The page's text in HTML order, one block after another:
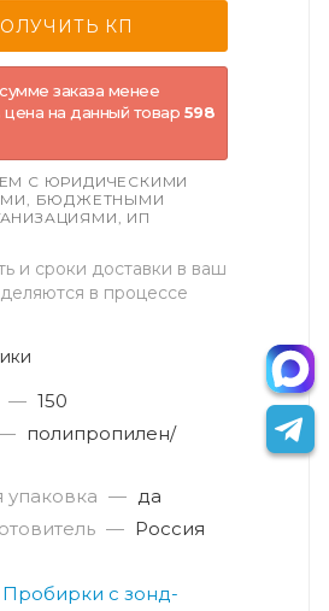
заказа менее
цена на данный товар 598
С ЮРИДИЧЕСКИМИ
БЮДЖЕТНЫМИ
ИП
и сроки доставки в ваш
в процессе
— 150
полипропилен/
упаковка — да
— Россия
Пробирки с зонд-